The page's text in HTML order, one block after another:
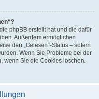
phpBB erstellt hat und die dafür
Außerdem ermöglichen
den „Gelesen“-Status – sofern
Wenn Sie Probleme bei der
wenn Sie die Cookies löschen.